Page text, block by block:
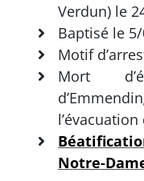
Verdun) le
Baptisé le
Motif
Mort
Notre-